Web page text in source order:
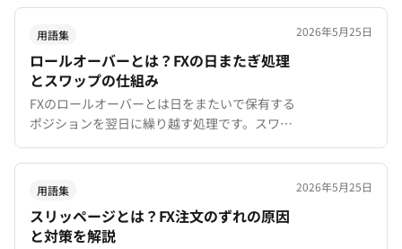
XMTradingでの実例を交えて初心者向けにわか
りやすく解説。
用語集
ロールオーバーとは？FXの日またぎ処理
とスワップの仕組み
FXのロールオーバーとは日をまたいで保有する
ポジションを翌日に繰り越す処理です。スワッ
プポイントの計算方法、水曜トリプルスワップ
の仕組み、XMTradingのサーバー時間を解説。
2026年5月25日
用語集
スリッページとは？FX注文のずれの原因
と対策を解説
2026年5月25日